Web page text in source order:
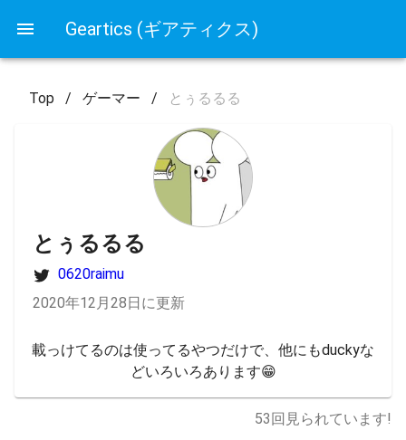
Geartics (ギアティクス)
Top / ゲーマー / とぅるるる
とぅるるる
0620raimu
2020年12月28日に更新
載っけてるのは使ってるやつだけで、他にもduckyな
どいろいろあります😁
53回見られています!